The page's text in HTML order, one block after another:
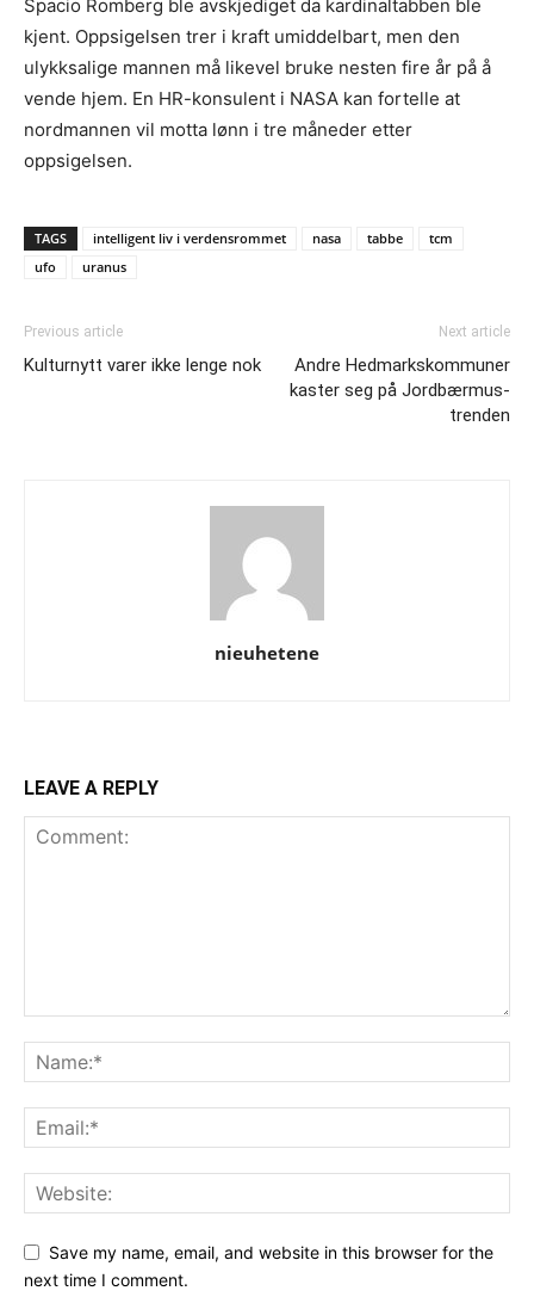
Spacio Romberg ble avskjediget da kardinaltabben ble
kjent. Oppsigelsen trer i kraft umiddelbart, men den
ulykksalige mannen må likevel bruke nesten fire år på å
vende hjem. En HR-konsulent i NASA kan fortelle at
nordmannen vil motta lønn i tre måneder etter
oppsigelsen.
TAGS intelligent liv i verdensrommet nasa tabbe
tcm
ufo
uranus
Previous article
Kulturnytt varer ikke lenge nok
Next article
Andre Hedmarkskommuner
kaster seg på Jordbærmus-
trenden
nieuhetene
LEAVE A REPLY
Save my name, email, and website in this browser for the
next time I comment.